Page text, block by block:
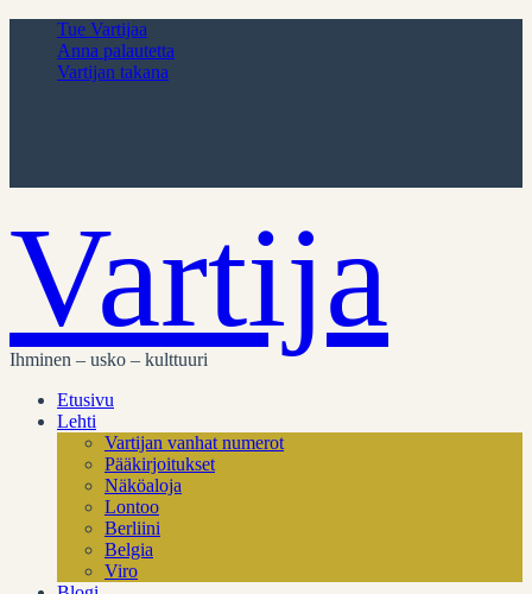
Tue Vartijaa
Anna palautetta
Vartijan takana
Vartija
Ihminen – usko – kulttuuri
Etusivu
Lehti
Vartijan vanhat numerot
Pääkirjoitukset
Näköaloja
Lontoo
Berliini
Belgia
Viro